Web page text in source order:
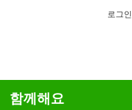
로그인
함께해요